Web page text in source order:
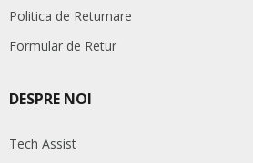
Politica de Returnare
Formular de Retur
DESPRE NOI
Tech Assist